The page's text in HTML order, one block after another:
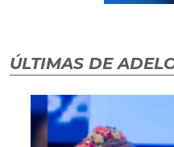
ÚLTIMAS DE